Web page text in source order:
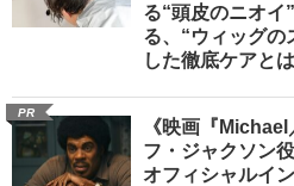
る“頭皮のニオイ
る、“ウィッグの
した徹底ケアとは
PR
《映画『
フ・ジャクソン
オフィシャルイ